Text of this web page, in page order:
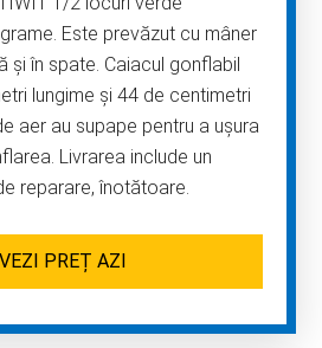
Este prevăzut cu mâner
și în spate. Caiacul gonflabil
lungime și 44 de centimetri
aer au supape pentru a ușura
Livrarea include un
reparare, înotătoare.
VEZI PREȚ AZI